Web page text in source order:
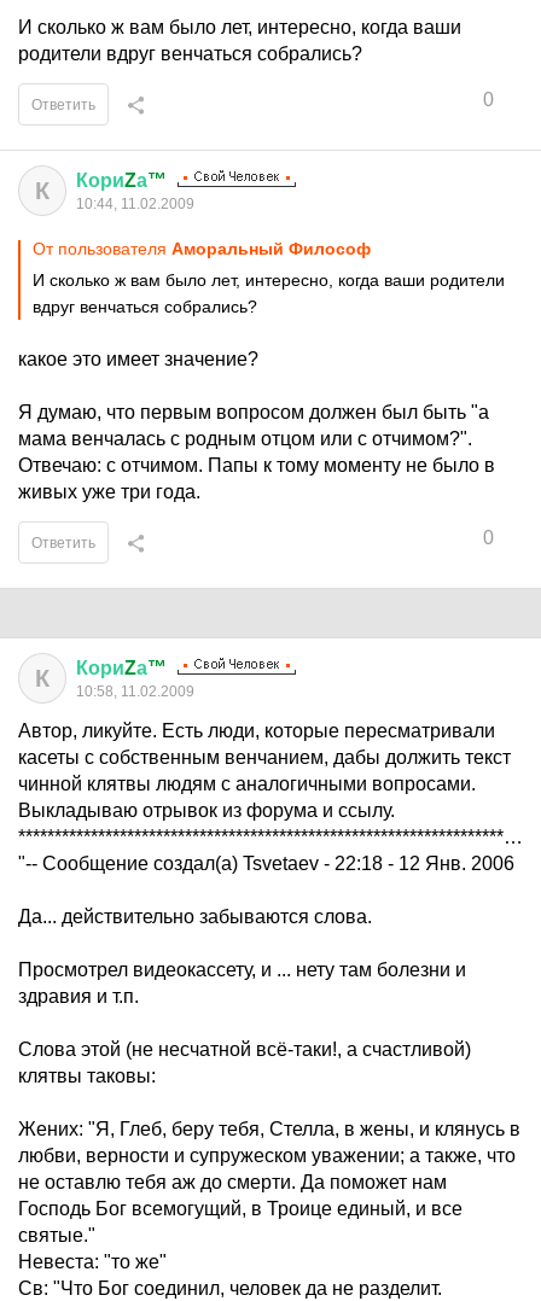
И сколько ж вам было лет, интересно, когда ваши
родители вдруг венчаться собрались?
0
Ответить
К КориZа™
10:44, 11.02.2009
От пользователя Аморальный Философ
И сколько ж вам было лет, интересно, когда ваши родители
вдруг венчаться собрались?
какое это имеет значение?
Я думаю, что первым вопросом должен был быть "а
мама венчалась с родным отцом или с отчимом?".
Отвечаю: с отчимом. Папы к тому моменту не было в
живых уже три года.
0
Ответить
К КориZа™
10:58, 11.02.2009
Автор, ликуйте. Есть люди, которые пересматривали
касеты с собственным венчанием, дабы должить текст
чинной клятвы людям с аналогичными вопросами.
Выкладываю отрывок из форума и ссылу.
***********************************************************************************
"-- Сообщение создал(а) Tsvetaev - 22:18 - 12 Янв. 2006
Да... действительно забываются слова.
Просмотрел видеокассету, и ... нету там болезни и
здравия и т.п.
Слова этой (не несчатной всё-таки!, а счастливой)
клятвы таковы:
Жених: "Я, Глеб, беру тебя, Стелла, в жены, и клянусь в
любви, верности и супружеском уважении; а также, что
не оставлю тебя аж до смерти. Да поможет нам
Господь Бог всемогущий, в Троице единый, и все
святые."
Невеста: "то же"
Св: "Что Бог соединил, человек да не разделит.